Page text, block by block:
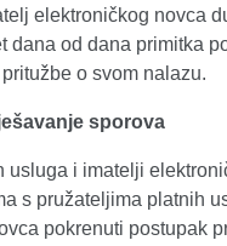
elektroničkog novca
dana od dana primitka
o svom nalazu.
sporova
usluga i imatelji
s pružateljima platnih
pokrenuti postupak